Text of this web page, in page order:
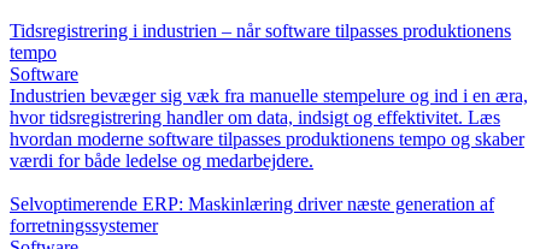
Tidsregistrering i industrien – når software tilpasses produktionens
tempo
Software
Industrien bevæger sig væk fra manuelle stempelure og ind i en æra,
hvor tidsregistrering handler om data, indsigt og effektivitet. Læs
hvordan moderne software tilpasses produktionens tempo og skaber
værdi for både ledelse og medarbejdere.
Selvoptimerende ERP: Maskinlæring driver næste generation af
forretningssystemer